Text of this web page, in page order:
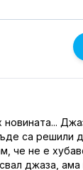
са решили
че не е
джаза, ама